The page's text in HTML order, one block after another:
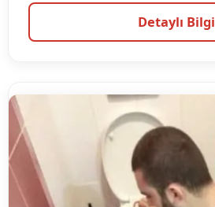
Detaylı Bilgi